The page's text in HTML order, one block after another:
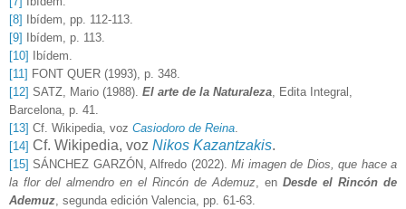
[8] Ibídem, pp. 112-113.
[9] Ibídem, p. 113.
[10] Ibídem.
[11] FONT QUER (1993), p. 348.
[12] SATZ, Mario (1988). El arte de la Naturaleza , Edita Integral,
Barcelona, p. 41.
[13] Cf. Wikipedia, voz Casiodoro de Reina
[14] Cf. Wikipedia, voz Nikos Kazantzakis.
[15] SÁNCHEZ GARZÓN, Alfredo (2022).Mi imagen de Dios, que hace a
la flor del almendro en el Rincón de Ademuz , en Desde el Rincón de
Ademuz , segunda edición Valencia, pp. 61-63.